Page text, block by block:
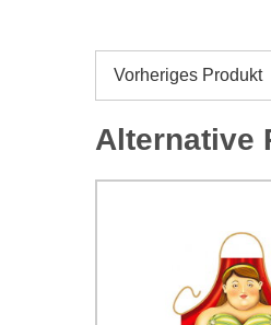
Vorheriges Produkt
Alternative